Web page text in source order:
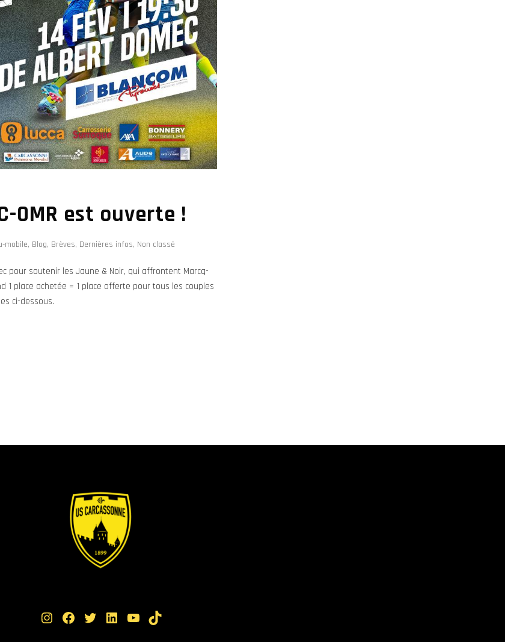
OMR est ouverte !
mobile, Blog, Brèves, Dernières infos, Non classé
pour soutenir les Jaune & Noir, qui affrontent Marcq-
place achetée = 1 place offerte pour tous les couples
ci-dessous.
Instagram Facebook Twitter LinkedIn YouTube TikTok